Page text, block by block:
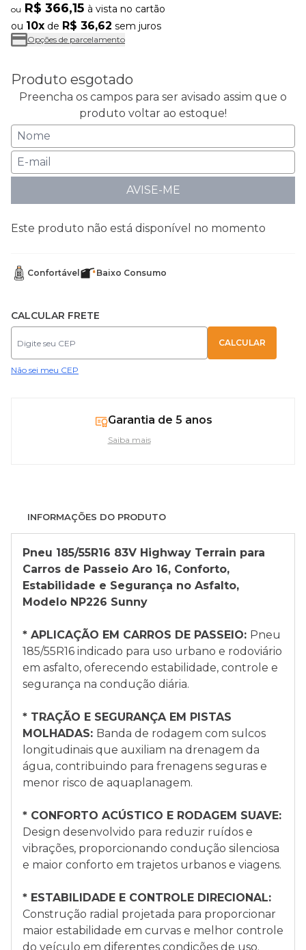
ou R$ 366,15 à vista no cartão
ou 10x de R$ 36,62 sem juros
Opções de parcelamento
Produto esgotado
Preencha os campos para ser avisado assim que o
produto voltar ao estoque!
AVISE-ME
Este produto não está disponível no momento
Confortável Baixo Consumo
CALCULAR FRETE
Não sei meu CEP
Garantia de 5 anos
Saiba mais
INFORMAÇÕES DO PRODUTO
Pneu 185/55R16 83V Highway Terrain para
Carros de Passeio Aro 16, Conforto,
Estabilidade e Segurança no Asfalto,
Modelo NP226 Sunny
* APLICAÇÃO EM CARROS DE PASSEIO: Pneu
185/55R16 indicado para uso urbano e rodoviário
em asfalto, oferecendo estabilidade, controle e
segurança na condução diária.
* TRAÇÃO E SEGURANÇA EM PISTAS
MOLHADAS: Banda de rodagem com sulcos
longitudinais que auxiliam na drenagem da
água, contribuindo para frenagens seguras e
menor risco de aquaplanagem.
* CONFORTO ACÚSTICO E RODAGEM SUAVE:
Design desenvolvido para reduzir ruídos e
vibrações, proporcionando condução silenciosa
e maior conforto em trajetos urbanos e viagens.
* ESTABILIDADE E CONTROLE DIRECIONAL:
Construção radial projetada para proporcionar
maior estabilidade em curvas e melhor controle
do veículo em diferentes condições de uso.